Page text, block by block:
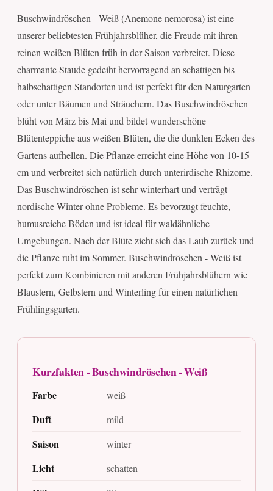
Buschwindröschen - Weiß (Anemone nemorosa) ist eine
unserer beliebtesten Frühjahrsblüher, die Freude mit ihren
reinen weißen Blüten früh in der Saison verbreitet. Diese
charmante Staude gedeiht hervorragend an schattigen bis
halbschattigen Standorten und ist perfekt für den Naturgarten
oder unter Bäumen und Sträuchern. Das Buschwindröschen
blüht von März bis Mai und bildet wunderschöne
Blütenteppiche aus weißen Blüten, die die dunklen Ecken des
Gartens aufhellen. Die Pflanze erreicht eine Höhe von 10-15
cm und verbreitet sich natürlich durch unterirdische Rhizome.
Das Buschwindröschen ist sehr winterhart und verträgt
nordische Winter ohne Probleme. Es bevorzugt feuchte,
humusreiche Böden und ist ideal für waldähnliche
Umgebungen. Nach der Blüte zieht sich das Laub zurück und
die Pflanze ruht im Sommer. Buschwindröschen - Weiß ist
perfekt zum Kombinieren mit anderen Frühjahrsblühern wie
Blaustern, Gelbstern und Winterling für einen natürlichen
Frühlingsgarten.
Kurzfakten - Buschwindröschen - Weiß
Farbe weiß
Duft mild
Saison winter
Licht schatten